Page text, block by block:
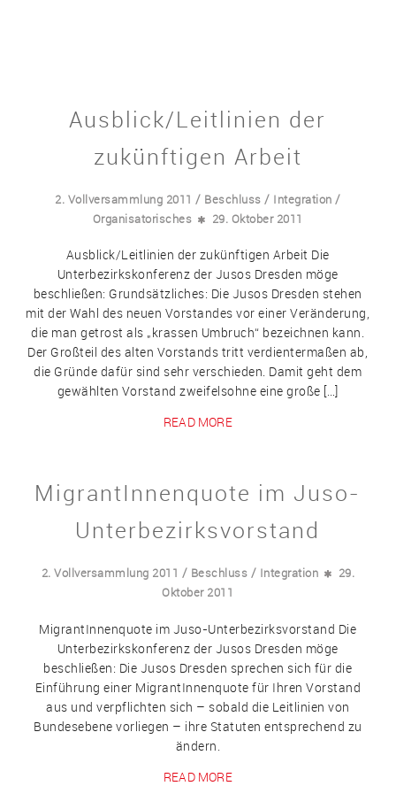
Ausblick/Leitlinien der
zukünftigen Arbeit
2. Vollversammlung 2011 / Beschluss / Integration /
Organisatorisches 29. Oktober 2011
Ausblick/Leitlinien der zukünftigen Arbeit Die
Unterbezirkskonferenz der Jusos Dresden möge
beschließen: Grundsätzliches: Die Jusos Dresden stehen
mit der Wahl des neuen Vorstandes vor einer Veränderung,
die man getrost als „krassen Umbruch“ bezeichnen kann.
Der Großteil des alten Vorstands tritt verdientermaßen ab,
die Gründe dafür sind sehr verschieden. Damit geht dem
gewählten Vorstand zweifelsohne eine große […]
READ MORE
MigrantInnenquote im Juso-
Unterbezirksvorstand
2. Vollversammlung 2011 / Beschluss / Integration
29.
Oktober 2011
MigrantInnenquote im Juso-Unterbezirksvorstand Die
Unterbezirkskonferenz der Jusos Dresden möge
beschließen: Die Jusos Dresden sprechen sich für die
Einführung einer MigrantInnenquote für Ihren Vorstand
aus und verpflichten sich – sobald die Leitlinien von
Bundesebene vorliegen – ihre Statuten entsprechend zu
ändern.
READ MORE